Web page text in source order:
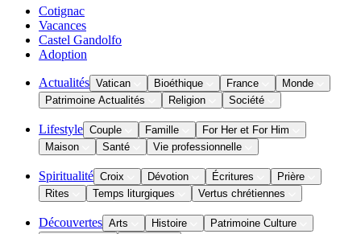
Cotignac
Vacances
Castel Gandolfo
Adoption
Actualités Vatican Bioéthique France
Monde
Patrimoine Actualités
Religion Société
Lifestyle Couple Famille
For Her et For Him
Maison
Santé Vie professionnelle
Spiritualité Croix Dévotion Écritures
Prière
Rites
Temps liturgiques Vertus chrétiennes
Découvertes Arts Histoire
Patrimoine Culture